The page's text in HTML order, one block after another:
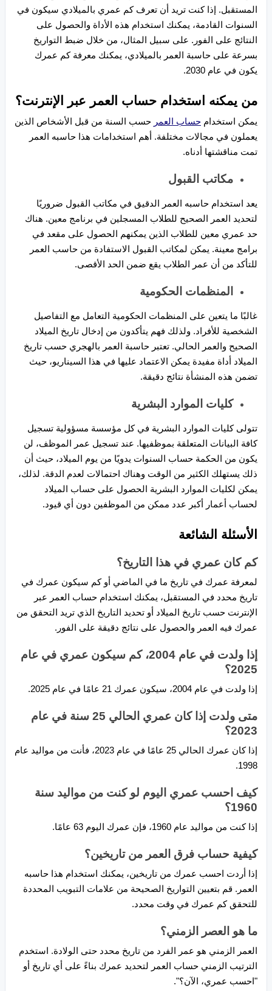
المستقبل. إذا كنت تريد أن تعرف كم عمري بالميلادي سيكون في
السنوات القادمة، يمكنك استخدام هذه الأداة والحصول على
النتائج على الفور. على سبيل المثال، من خلال ضبط التواريخ
بسرعة على حاسبة العمر بالميلادي، يمكنك معرفة كم عمرك
يكون في عام 2030.
من يمكنه استخدام حساب العمر عبر الإنترنت؟
يمكن استخدام حساب العمر حسب السنة من قبل الأشخاص الذين
يعملون في مجالات مختلفة. أهم استخدامات هذا حاسبه العمر
تمت مناقشتها أدناه.
مكاتب القبول
يعد استخدام حاسبه العمر الدقيق في مكاتب القبول ضروريًا
لتحديد العمر الصحيح للطلاب المسجلين في برنامج معين. هناك
حد عمري معين للطلاب الذين يمكنهم الحصول على مقعد في
برامج معينة. يمكن لمكاتب القبول الاستفادة من حاسب العمر
للتأكد من أن عمر الطلاب يقع ضمن الحد الأقصى.
المنظمات الحكومية
غالبًا ما يتعين على المنظمات الحكومية التعامل مع التفاصيل
الشخصية للأفراد. ولذلك فهم يتأكدون من إدخال تاريخ الميلاد
الصحيح والعمر الحالي. تعتبر حاسبة العمر بالهجري حسب تاريخ
الميلاد أداة مفيدة يمكن الاعتماد عليها في هذا السيناريو، حيث
تضمن هذه المنشأة نتائج دقيقة.
كليات الموارد البشرية
تتولى كليات الموارد البشرية في كل مؤسسة مسؤولية تسجيل
كافة البيانات المتعلقة بموظفيها. عند تسجيل عمر الموظف، لن
يكون من الحكمة حساب السنوات يدويًا من يوم الميلاد، حيث أن
ذلك يستهلك الكثير من الوقت وهناك احتمالات لعدم الدقة. لذلك،
يمكن لكليات الموارد البشرية الحصول على حساب الميلاد
لحساب أعمار أكبر عدد ممكن من الموظفين دون أي قيود.
الأسئلة الشائعة
كم كان عمري في هذا التاريخ؟
لمعرفة عمرك في تاريخ ما في الماضي أو كم سيكون عمرك في
تاريخ محدد في المستقبل، يمكنك استخدام حساب العمر عبر
الإنترنت حسب تاريخ الميلاد أو تحديد التاريخ الذي تريد التحقق من
عمرك فيه العمر والحصول على نتائج دقيقة على الفور.
إذا ولدت في عام 2004، كم سيكون عمري في عام
2025؟
إذا ولدت في عام 2004، سيكون عمرك 21 عامًا في عام 2025.
متى ولدت إذا كان عمري الحالي 25 سنة في عام
2023؟
إذا كان عمرك الحالي 25 عامًا في عام 2023، فأنت من مواليد عام
1998.
كيف احسب عمري اليوم لو كنت من مواليد سنة
1960؟
إذا كنت من مواليد عام 1960، فإن عمرك اليوم 63 عامًا.
كيفية حساب فرق العمر من تاريخين؟
إذا أردت احسب عمرك من تاريخين، يمكنك استخدام هذا حاسبه
العمر. قم بتعيين التواريخ الصحيحة من علامات التبويب المحددة
للتحقق كم عمرك في وقت محدد.
ما هو العصر الزمني؟
العمر الزمني هو عمر الفرد من تاريخ محدد حتى الولادة. استخدم
الترتيب الزمني حساب العمر لتحديد عمرك بناءً على أي تاريخ أو
"احسب عمري، الآن؟".